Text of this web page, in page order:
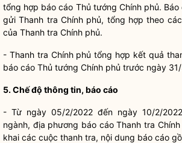
tổng hợp báo cáo Thủ tướng Chính phủ.
gửi Thanh tra Chính phủ, tổng hợp theo
của Thanh tra Chính phủ.
- Thanh tra Chính phủ tổng hợp kết quả
báo cáo Thủ tướng Chính phủ trước ngày
5. Chế độ thông tin, báo cáo
- Từ ngày 05/2/2022 đến ngày 10/2/
ngành, địa phương báo cáo Thanh tra
khai các cuộc thanh tra, nội dung báo cáo